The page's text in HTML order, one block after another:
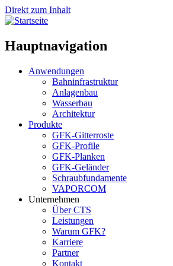
Direkt zum Inhalt
Hauptnavigation
Anwendungen
Bahninfrastruktur
Anlagenbau
Wasserbau
Architektur
Produkte
GFK-Gitterroste
GFK-Profile
GFK-Planken
GFK-Geländer
Schraubfundamente
VAPORCOM
Unternehmen
Über CTS
Leistungen
Warum GFK?
Karriere
Partner
Kontakt